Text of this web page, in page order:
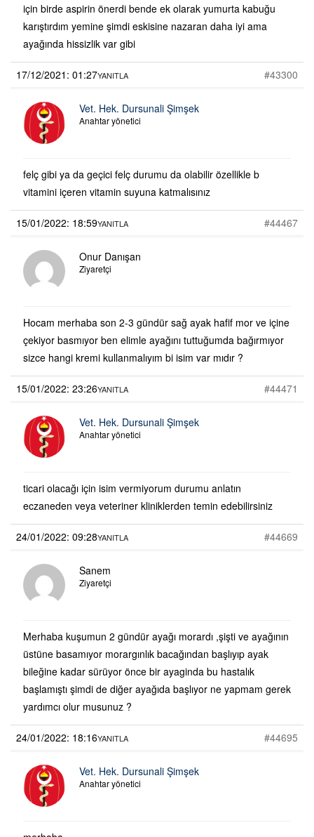
için birde aspirin önerdi bende ek olarak yumurta kabuğu
karıştırdım yemine şimdi eskisine nazaran daha iyi ama
ayağında hissizlik var gibi
17/12/2021: 01:27 #43300
YANITLA
Vet. Hek. Dursunali Şimşek
Anahtar yönetici
felç gibi ya da geçici felç durumu da olabilir özellikle b
vitamini içeren vitamin suyuna katmalısınız
15/01/2022: 18:59 #44467
YANITLA
Onur Danışan
Ziyaretçi
Hocam merhaba son 2-3 gündür sağ ayak hafif mor ve içine
çekiyor basmıyor ben elimle ayağını tuttuğumda bağırmıyor
sizce hangi kremi kullanmalıyım bi isim var mıdır ?
15/01/2022: 23:26 #44471
YANITLA
Vet. Hek. Dursunali Şimşek
Anahtar yönetici
ticari olacağı için isim vermiyorum durumu anlatın
eczaneden veya veteriner kliniklerden temin edebilirsiniz
24/01/2022: 09:28 #44669
YANITLA
Sanem
Ziyaretçi
Merhaba kuşumun 2 gündür ayağı morardı ,şişti ve ayağının
üstüne basamıyor morargınlık bacağından başlıyıp ayak
bileğine kadar sürüyor önce bir ayaginda bu hastalık
başlamıştı şimdi de diğer ayağıda başlıyor ne yapmam gerek
yardımcı olur musunuz ?
24/01/2022: 18:16 #44695
YANITLA
Vet. Hek. Dursunali Şimşek
Anahtar yönetici